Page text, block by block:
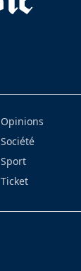
Opinions
Société
Sport
Ticket